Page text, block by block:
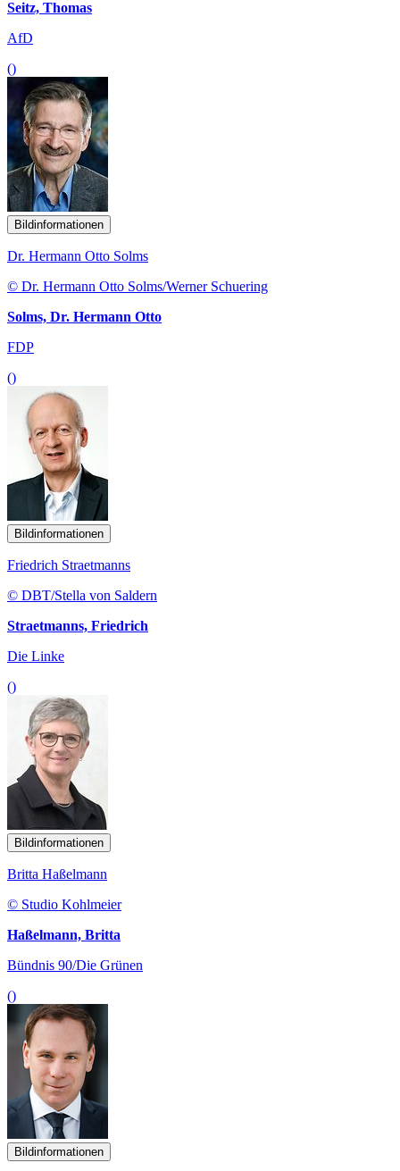
Seitz, Thomas
AfD
()
Bildinformationen
Dr. Hermann Otto Solms
© Dr. Hermann Otto Solms/Werner Schuering
Solms, Dr. Hermann Otto
FDP
()
Bildinformationen
Friedrich Straetmanns
© DBT/Stella von Saldern
Straetmanns, Friedrich
Die Linke
()
Bildinformationen
Britta Haßelmann
© Studio Kohlmeier
Haßelmann, Britta
Bündnis 90/Die Grünen
()
Bildinformationen